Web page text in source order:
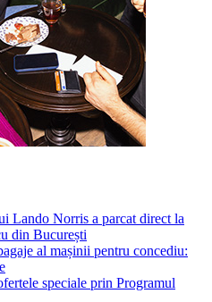
Lando Norris a parcat direct la
din București
al mașinii pentru concediu:
speciale prin Programul